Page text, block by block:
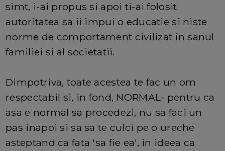
simt, i-ai propus si apoi ti-ai folosit
autoritatea sa ii impui o educatie si niste
norme de comportament civilizat in sanul
familiei si al societatii.
Dimpotriva, toate acestea te fac un om
respectabil si, in fond, NORMAL- pentru ca
asa e normal sa procedezi, nu sa faci un
pas inapoi si sa sa te culci pe o ureche
asteptand ca fata 'sa fie ea', in ideea ca